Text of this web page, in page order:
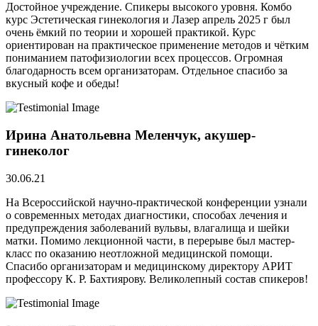
Достойное учреждение. Спикеры высокого уровня. Комбо
курс Эстетическая гинекология и Лазер апрель 2025 г был
очень ёмкий по теории и хорошей практикой. Курс
ориентирован на практическое применение методов и чётким
пониманием патофизиологии всех процессов. Огромная
благодарность всем организаторам. Отдельное спасибо за
вкусный кофе и обеды!
Ирина Анатольевна Меленчук, акушер-
гинеколог
30.06.21
На Всероссийской научно-практической конференции узнали
о современных методах диагностики, способах лечения и
предупреждения заболеваний вульвы, влагалища и шейки
матки. Помимо лекционной части, в перерыве был мастер-
класс по оказанию неотложной медицинской помощи.
Спасибо организаторам и медицинскому директору АРИТ
профессору К. Р. Бахтиярову. Великолепный состав спикеров!